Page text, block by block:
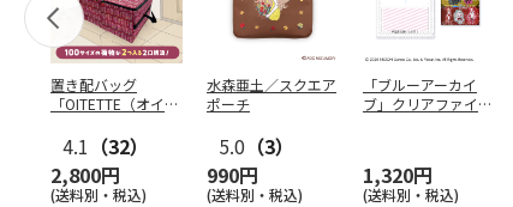
置き配バッグ
「OITETTE（オイテ
4.1 （32）
2,800円
(送料別・税込)
水森亜土／スクエア
ポーチ
5.0 （3）
990円
(送料別・税込)
「ブルーアーカイ
ブ」クリアファイル
1,320円
(送料別・税込)